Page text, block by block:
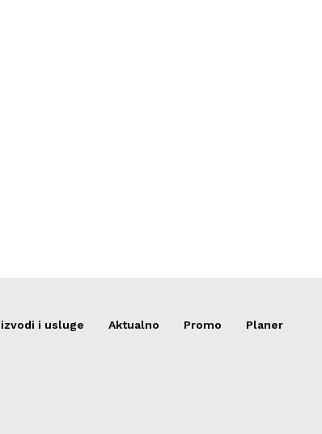
i usluge Aktualno Promo Planer